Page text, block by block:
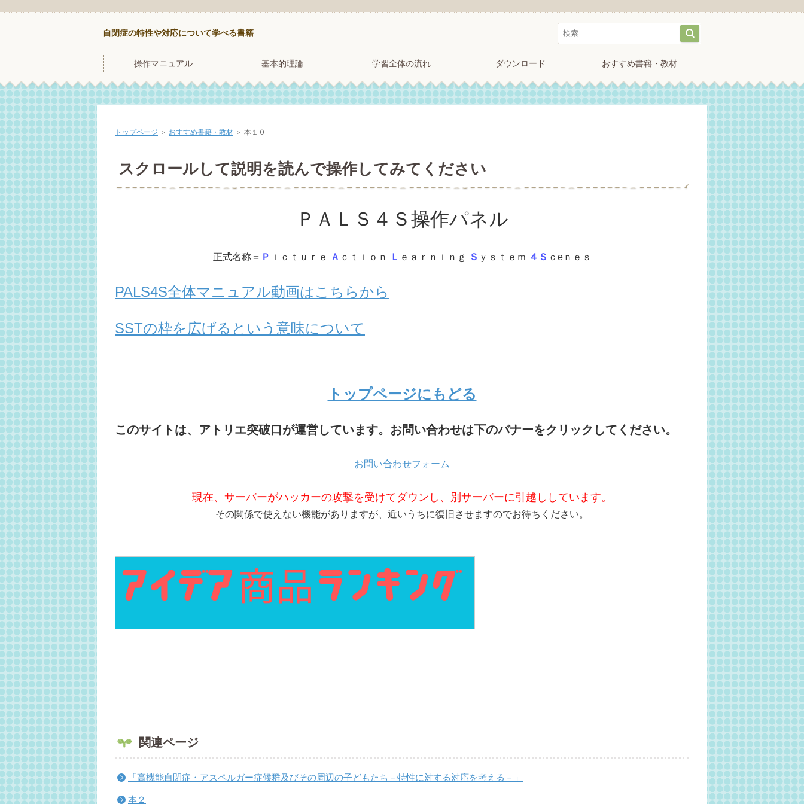
自閉症の特性や対応について学べる書籍
操作マニュアル 基本的理論 学習全体の流れ ダウンロード おすすめ書籍・教材
トップページ ＞ おすすめ書籍・教材 ＞ 本１０
スクロールして説明を読んで操作してみてください
ＰＡＬＳ４Ｓ操作パネル
正式名称＝ Ｐ ｉｃｔｕｒｅ Ａ ｃｔｉｏｎ Ｌ ｅａｒｎｉｎｇ Ｓ ｙｓｔｅｍ ４Ｓ ｃeｎｅｓ
PALS4S全体マニュアル動画はこちらから
SSTの枠を広げるという意味について
トップページにもどる
このサイトは、アトリエ突破口が運営しています。お問い合わせは下のバナーをクリックしてください。
お問い合わせフォーム
現在、サーバーがハッカーの攻撃を受けてダウンし、別サーバーに引越ししています。
その関係で使えない機能がありますが、近いうちに復旧させますのでお待ちください。
関連ページ
「高機能自閉症・アスペルガー症候群及びその周辺の子どもたち－特性に対する対応を考える－」
本２